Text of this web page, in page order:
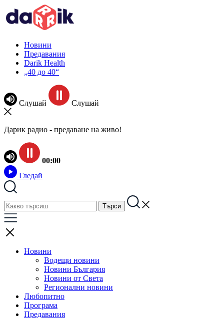
Новини
Предавания
Darik Health
„40 до 40“
Слушай Слушай
Дарик радио - предаване на живо!
00:00
Гледай
Новини
Водещи новини
Новини България
Новини от Света
Регионални новини
Любопитно
Програма
Предавания